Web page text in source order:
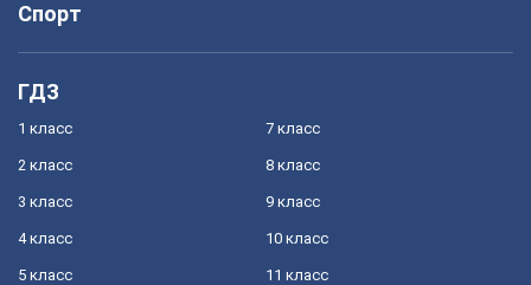
Спорт
ГДЗ
1 класс
2 класс
3 класс
4 класс
5 класс
7 класс
8 класс
9 класс
10 класс
11 класс